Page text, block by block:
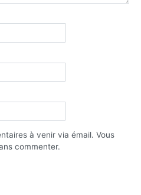
à venir via émail. Vous
commenter.